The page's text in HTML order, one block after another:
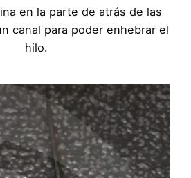
en la parte de atrás de las
canal para poder enhebrar el
hilo.